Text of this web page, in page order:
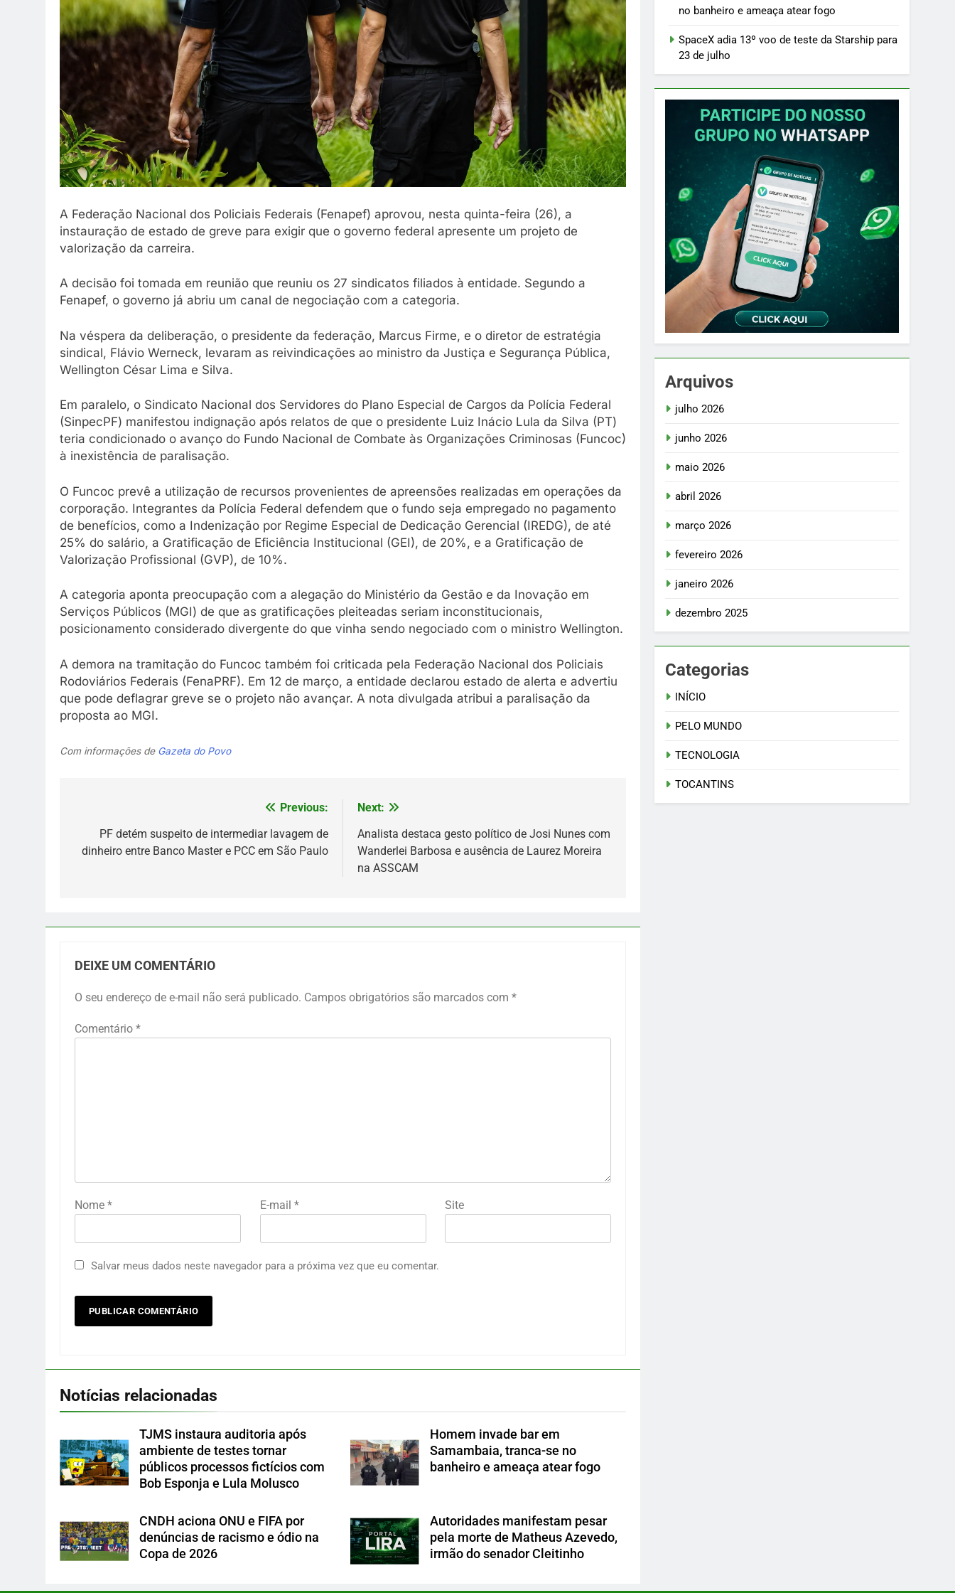
A Federação Nacional dos Policiais Federais (Fenapef) aprovou, nesta quinta-feira (26), a
instauração de estado de greve para exigir que o governo federal apresente um projeto de
valorização da carreira.
A decisão foi tomada em reunião que reuniu os 27 sindicatos filiados à entidade. Segundo a
Fenapef, o governo já abriu um canal de negociação com a categoria.
Na véspera da deliberação, o presidente da federação, Marcus Firme, e o diretor de estratégia
sindical, Flávio Werneck, levaram as reivindicações ao ministro da Justiça e Segurança Pública,
Wellington César Lima e Silva.
Em paralelo, o Sindicato Nacional dos Servidores do Plano Especial de Cargos da Polícia Federal
(SinpecPF) manifestou indignação após relatos de que o presidente Luiz Inácio Lula da Silva (PT)
teria condicionado o avanço do Fundo Nacional de Combate às Organizações Criminosas (Funcoc)
à inexistência de paralisação.
O Funcoc prevê a utilização de recursos provenientes de apreensões realizadas em operações da
corporação. Integrantes da Polícia Federal defendem que o fundo seja empregado no pagamento
de benefícios, como a Indenização por Regime Especial de Dedicação Gerencial (IREDG), de até
25% do salário, a Gratificação de Eficiência Institucional (GEI), de 20%, e a Gratificação de
Valorização Profissional (GVP), de 10%.
A categoria aponta preocupação com a alegação do Ministério da Gestão e da Inovação em
Serviços Públicos (MGI) de que as gratificações pleiteadas seriam inconstitucionais,
posicionamento considerado divergente do que vinha sendo negociado com o ministro Wellington.
A demora na tramitação do Funcoc também foi criticada pela Federação Nacional dos Policiais
Rodoviários Federais (FenaPRF). Em 12 de março, a entidade declarou estado de alerta e advertiu
que pode deflagrar greve se o projeto não avançar. A nota divulgada atribui a paralisação da
proposta ao MGI.
Com informações de Gazeta do Povo
Previous:
PF detém suspeito de intermediar lavagem de
dinheiro entre Banco Master e PCC em São Paulo
Next:
Analista destaca gesto político de Josi Nunes com
Wanderlei Barbosa e ausência de Laurez Moreira
na ASSCAM
DEIXE UM COMENTÁRIO
O seu endereço de e-mail não será publicado. Campos obrigatórios são marcados com *
Comentário *
Nome * E-mail * Site
Salvar meus dados neste navegador para a próxima vez que eu comentar.
Notícias relacionadas
TJMS instaura auditoria após
ambiente de testes tornar
públicos processos fictícios com
Bob Esponja e Lula Molusco
Homem invade bar em
Samambaia, tranca-se no
banheiro e ameaça atear fogo
CNDH aciona ONU e FIFA por
denúncias de racismo e ódio na
Copa de 2026
Autoridades manifestam pesar
pela morte de Matheus Azevedo,
irmão do senador Cleitinho
no banheiro e ameaça atear fogo
SpaceX adia 13º voo de teste da Starship para
23 de julho
Arquivos
julho 2026
junho 2026
maio 2026
abril 2026
março 2026
fevereiro 2026
janeiro 2026
dezembro 2025
Categorias
INÍCIO
PELO MUNDO
TECNOLOGIA
TOCANTINS